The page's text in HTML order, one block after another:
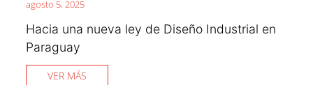
agosto 5, 2025
Hacia una nueva ley de Diseño Industrial en
Paraguay
VER MÁS